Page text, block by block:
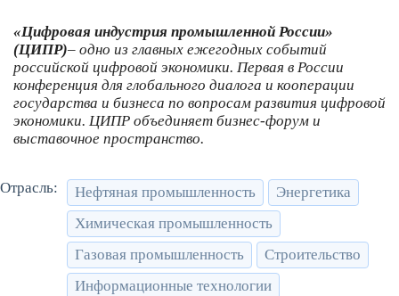
«Цифровая индустрия промышленной России»
(ЦИПР)– одно из главных ежегодных событий
российской цифровой экономики. Первая в России
конференция для глобального диалога и кооперации
государства и бизнеса по вопросам развития цифровой
экономики. ЦИПР объединяет бизнес-форум и
выставочное пространство.
Отрасль: Нефтяная промышленность
Энергетика
Химическая промышленность
Газовая промышленность
Строительство
Информационные технологии